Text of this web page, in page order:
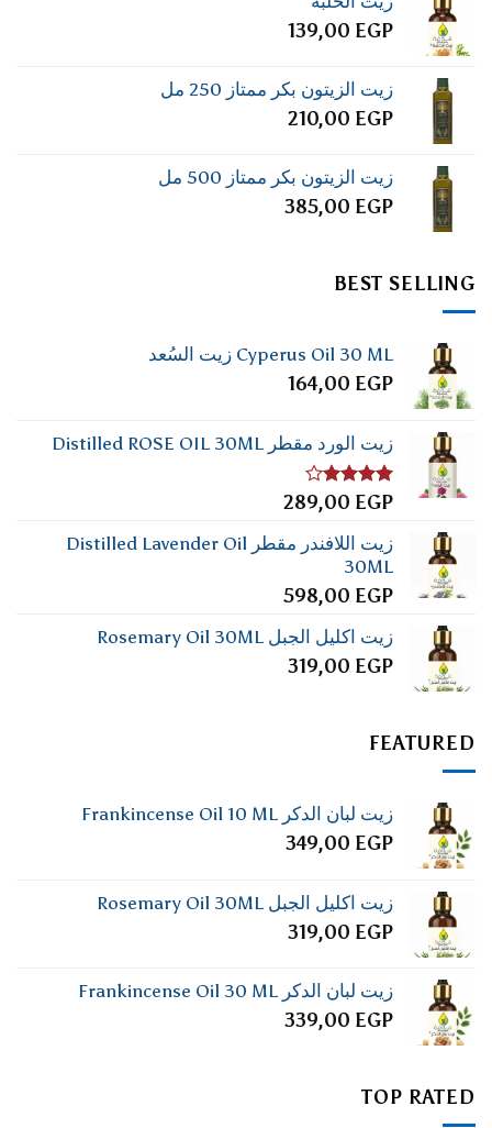
139,00 EGP
زيت الزيتون بكر ممتاز 250 مل
210,00 EGP
زيت الزيتون بكر ممتاز 500 مل
385,00 EGP
BEST SELLING
Cyperus Oil 30 ML زيت السُعد
164,00 EGP
زيت الورد مقطر Distilled ROSE OIL 30ML
تم
من
5
289,00 EGP
زيت اللافندر مقطر Distilled Lavender Oil
30ML
598,00 EGP
زيت اكليل الجبل Rosemary Oil 30ML
319,00 EGP
FEATURED
زيت لبان الدكر Frankincense Oil 10 ML
349,00 EGP
زيت اكليل الجبل Rosemary Oil 30ML
319,00 EGP
زيت لبان الدكر Frankincense Oil 30 ML
339,00 EGP
TOP RATED